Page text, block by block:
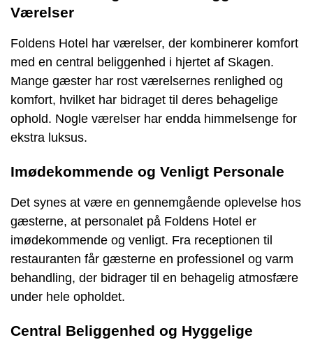
Værelser
Foldens Hotel har værelser, der kombinerer komfort
med en central beliggenhed i hjertet af Skagen.
Mange gæster har rost værelsernes renlighed og
komfort, hvilket har bidraget til deres behagelige
ophold. Nogle værelser har endda himmelsenge for
ekstra luksus.
Imødekommende og Venligt Personale
Det synes at være en gennemgående oplevelse hos
gæsterne, at personalet på Foldens Hotel er
imødekommende og venligt. Fra receptionen til
restauranten får gæsterne en professionel og varm
behandling, der bidrager til en behagelig atmosfære
under hele opholdet.
Central Beliggenhed og Hyggelige